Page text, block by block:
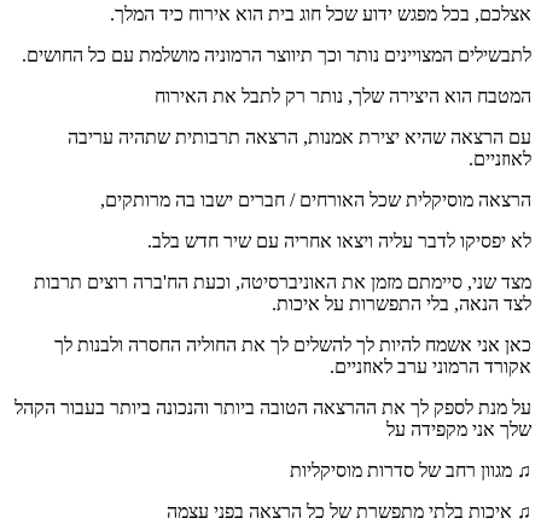
אצלכם, בכל מפגש ידוע שכל חוג בית הוא אירוח כיד המלך.
לתבשילים המצויינים נותר וכך תיווצר הרמוניה מושלמת עם כל החושים.
המטבח הוא היצירה שלך, נותר רק לתבל את האירוח
עם הרצאה שהיא יצירת אמנות, הרצאה תרבותית שתהיה עריבה
לאוזניים.
הרצאה מוסיקלית שכל האורחים / חברים ישבו בה מרותקים,
לא יפסיקו לדבר עליה ויצאו אחריה עם שיר חדש בלב.
מצד שני, סיימתם מזמן את האוניברסיטה, וכעת הח'ברה רוצים תרבות
לצד הנאה, בלי התפשרות על איכות.
כאן אני אשמח להיות לך להשלים לך את החוליה החסרה ולבנות לך
אקורד הרמוני ערב לאוזניים.
על מנת לספק לך את ההרצאה הטובה ביותר והנכונה ביותר בעבור הקהל
שלך אני מקפידה על
♫ מגוון רחב של סדרות מוסיקליות
♫ איכות בלתי מתפשרת של כל הרצאה בפני עצמה